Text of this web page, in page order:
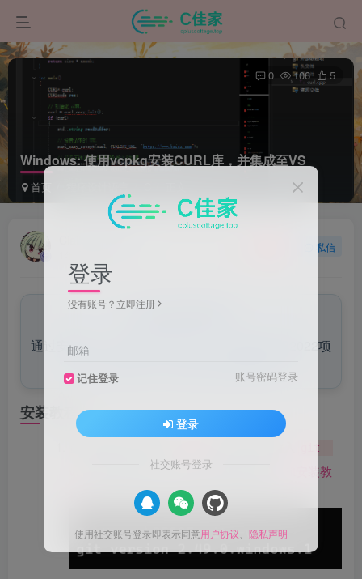
Windows: 使用vcpkg安装CURL库，并集成至VS
首页
0 106 5
私信
来自AI助手的总结
通过安装Git、vcpkg及CURL库，并集成到VS2022项
安装教程：
git -
不会提示出错，不会安装Git请参阅：
Git安装教
登录
没有账号？立即注册
邮箱
记住登录 账号密码登录
登录
社交账号登录
使用社交账号登录即表示同意用户协议 隐私声明